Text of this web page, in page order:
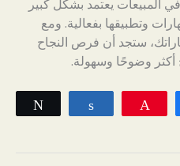
المبيعات يعتمد بشكل كبير
وتطبيقها بفعالية. ومع
ستجد أن فرص النجاح
أكثر وضوحًا وسهولة.